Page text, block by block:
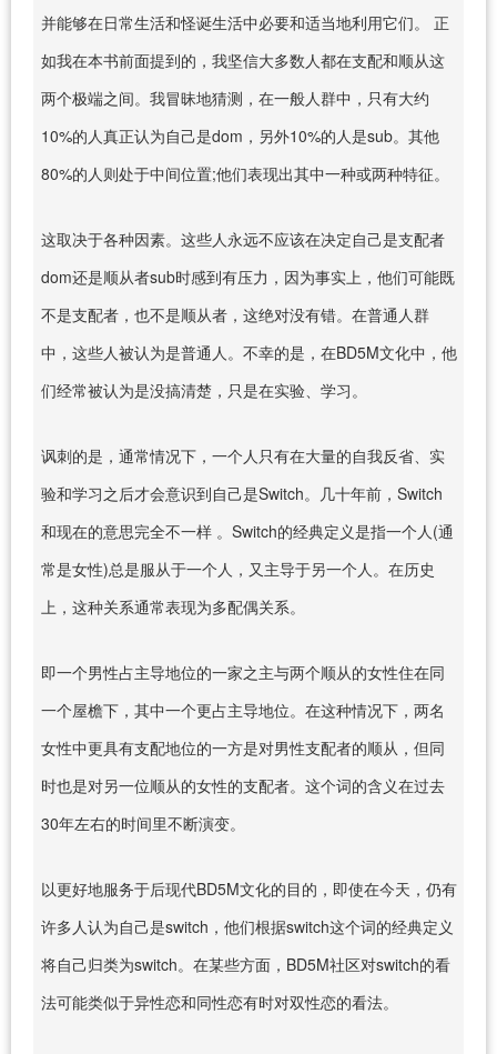
并能够在日常生活和怪诞生活中必要和适当地利用它们。 正
如我在本书前面提到的，我坚信大多数人都在支配和顺从这
两个极端之间。我冒昧地猜测，在一般人群中，只有大约
10%的人真正认为自己是dom，另外10%的人是sub。其他
80%的人则处于中间位置;他们表现出其中一种或两种特征。
这取决于各种因素。这些人永远不应该在决定自己是支配者
dom还是顺从者sub时感到有压力，因为事实上，他们可能既
不是支配者，也不是顺从者，这绝对没有错。在普通人群
中，这些人被认为是普通人。不幸的是，在BD5M文化中，他
们经常被认为是没搞清楚，只是在实验、学习。
讽刺的是，通常情况下，一个人只有在大量的自我反省、实
验和学习之后才会意识到自己是Switch。几十年前，Switch
和现在的意思完全不一样 。Switch的经典定义是指一个人(通
常是女性)总是服从于一个人，又主导于另一个人。在历史
上，这种关系通常表现为多配偶关系。
即一个男性占主导地位的一家之主与两个顺从的女性住在同
一个屋檐下，其中一个更占主导地位。在这种情况下，两名
女性中更具有支配地位的一方是对男性支配者的顺从，但同
时也是对另一位顺从的女性的支配者。这个词的含义在过去
30年左右的时间里不断演变。
以更好地服务于后现代BD5M文化的目的，即使在今天，仍有
许多人认为自己是switch，他们根据switch这个词的经典定义
将自己归类为switch。在某些方面，BD5M社区对switch的看
法可能类似于异性恋和同性恋有时对双性恋的看法。